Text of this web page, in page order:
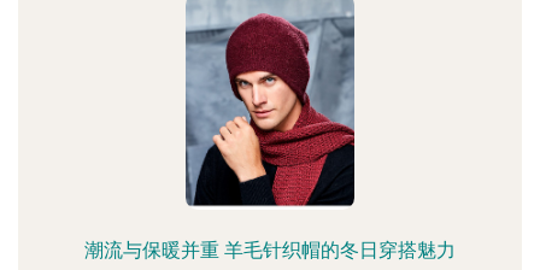
潮流与保暖并重 羊毛针织帽的冬日穿搭魅力